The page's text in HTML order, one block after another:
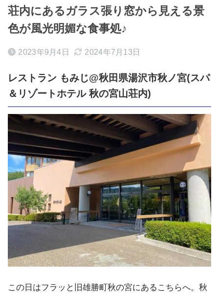
荘内にあるガラス張り窓から見える景
色が風光明媚な食事処♪
2023年9月4日 2024年7月13日
レストラン もみじ@秋田県湯沢市秋ノ宮(スパ
＆リゾートホテル 秋の宮山荘内)
この日はフラッと旧雄勝町秋の宮にあるこちらへ。秋